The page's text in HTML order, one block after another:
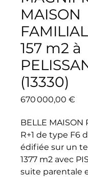
MAISON
157 m2 à
(13330)
670 000,00 €
BELLE MAISON
R+1 de type F6
édifiée sur un
1377 m2 avec
suite parentale